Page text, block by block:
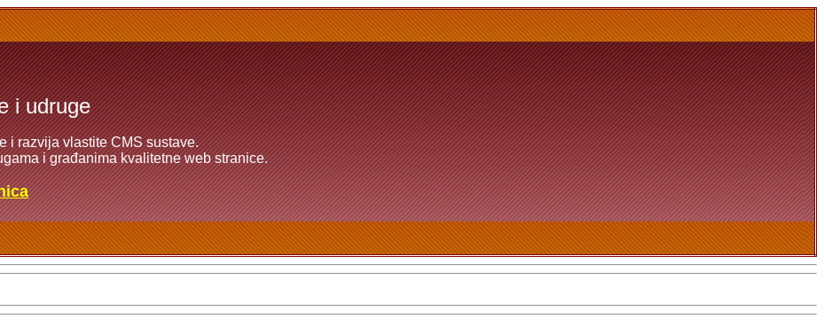
i udruge
i razvija vlastite CMS sustave.
i građanima kvalitetne web stranice.